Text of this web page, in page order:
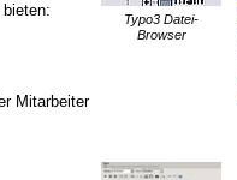
Typo3 Datei-
Browser
Mitarbeiter